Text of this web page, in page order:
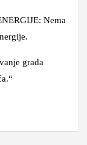
Nema
grada